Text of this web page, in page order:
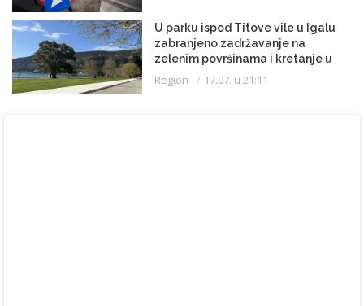
U parku ispod Titove vile u Igalu
zabranjeno zadržavanje na
zelenim površinama i kretanje u
kupaćem kostimu
Region 17.07. u 21:11